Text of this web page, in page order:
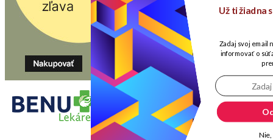
Už ti žiadna
Zadaj svoj email
informovať o